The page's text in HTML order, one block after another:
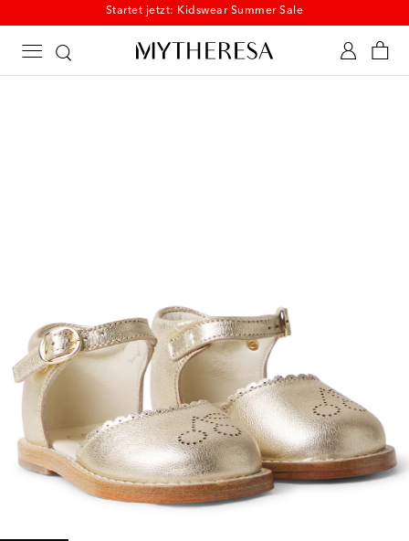
Startet jetzt: Kidswear Summer Sale